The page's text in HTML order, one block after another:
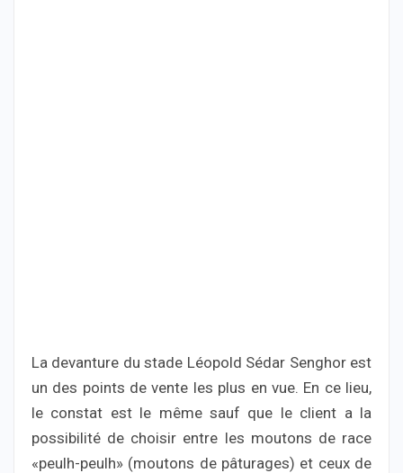
La devanture du stade Léopold Sédar Senghor est
un des points de vente les plus en vue. En ce lieu,
le constat est le même sauf que le client a la
possibilité de choisir entre les moutons de race
«peulh-peulh» (moutons de pâturages) et ceux de